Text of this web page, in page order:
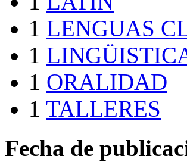
1 LENGUAS
1
1 ORALIDAD
1 TALLERES
Fecha de